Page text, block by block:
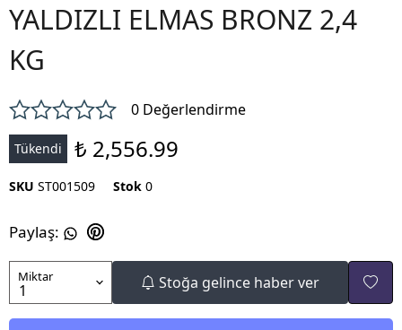
YALDIZLI ELMAS BRONZ 2,4
KG
0 Değerlendirme
Tükendi ₺ 2,556.99
SKU ST001509 Stok 0
Paylaş:
Miktar Stoğa gelince haber ver